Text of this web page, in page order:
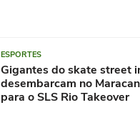
ESPORTES
Gigantes do skate street
desembarcam no
para o SLS Rio Takeover